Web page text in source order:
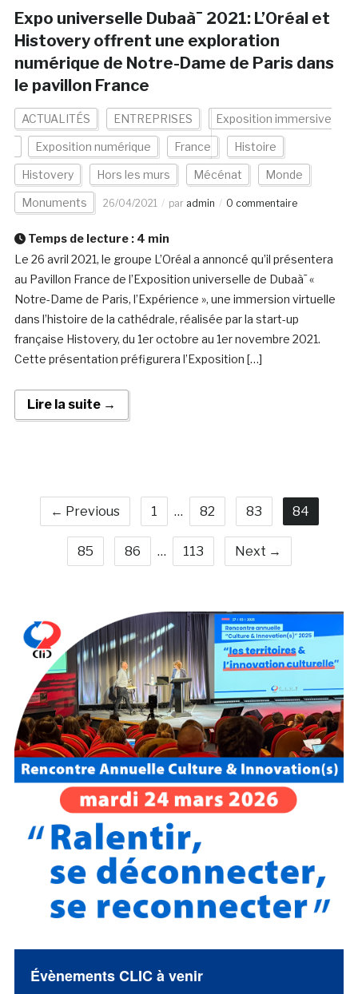
Expo universelle Dubaà¯ 2021: L’Oréal et
Histovery offrent une exploration
numérique de Notre-Dame de Paris dans
le pavillon France
ACTUALITÉS ENTREPRISES Exposition immersive
Exposition numérique France Histoire
Histovery Hors les murs Mécénat Monde
Monuments 26/04/2021 par admin 0 commentaire
Temps de lecture : 4 min
Le 26 avril 2021, le groupe L’Oréal a annoncé qu’il présentera
au Pavillon France de l’Exposition universelle de Dubaà¯ «
Notre-Dame de Paris, l’Expérience », une immersion virtuelle
dans l’histoire de la cathédrale, réalisée par la start-up
française Histovery, du 1er octobre au 1er novembre 2021.
Cette présentation préfigurera l’Exposition […]
Lire la suite →
← Previous 1 … 82 83 84
85 86 … 113 Next →
Évènements CLIC à venir